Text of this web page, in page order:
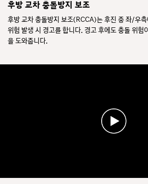
후방 교차 충돌방지 보조
후방 교차 충돌방지 보조(RCCA)는 후진 중 좌/우
위험 발생 시 경고를 합니다. 경고 후에도 충돌 위험
을 도와줍니다.